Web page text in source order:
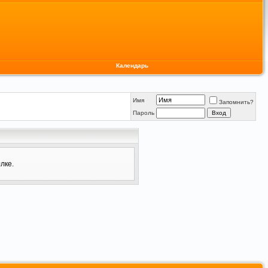
Календарь
Имя
Запомнить?
Пароль